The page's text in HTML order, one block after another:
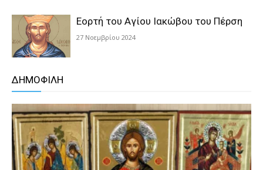
Εορτή του Αγίου Ιακώβου του Πέρση
27 Νοεμβρίου 2024
ΔΗΜΟΦΙΛΗ